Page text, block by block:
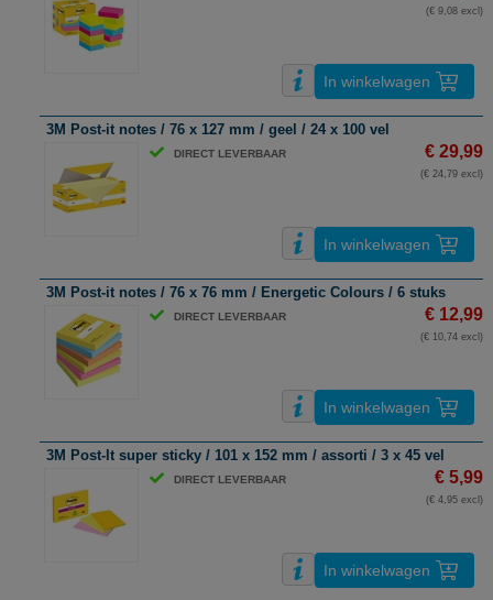
(€ 9,08 excl)
In winkelwagen
3M Post-it notes / 76 x 127 mm / geel / 24 x 100 vel
DIRECT LEVERBAAR € 29,99
(€ 24,79 excl)
In winkelwagen
3M Post-it notes / 76 x 76 mm / Energetic Colours / 6 stuks
DIRECT LEVERBAAR € 12,99
(€ 10,74 excl)
In winkelwagen
3M Post-It super sticky / 101 x 152 mm / assorti / 3 x 45 vel
DIRECT LEVERBAAR € 5,99
(€ 4,95 excl)
In winkelwagen